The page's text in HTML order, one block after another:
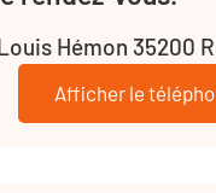
Hémon 35200
Afficher le